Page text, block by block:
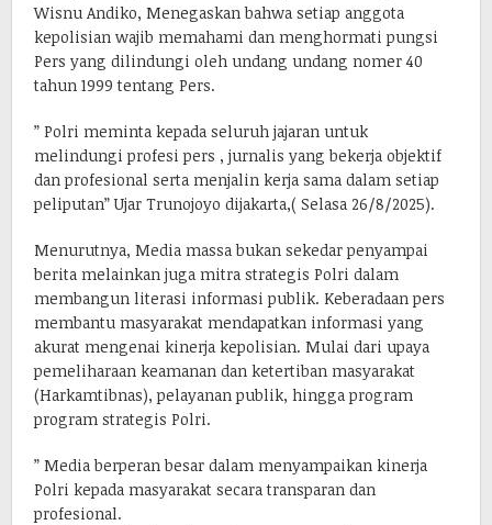
Wisnu Andiko, Menegaskan bahwa setiap anggota
kepolisian wajib memahami dan menghormati pungsi
Pers yang dilindungi oleh undang undang nomer 40
tahun 1999 tentang Pers.
” Polri meminta kepada seluruh jajaran untuk
melindungi profesi pers , jurnalis yang bekerja objektif
dan profesional serta menjalin kerja sama dalam setiap
peliputan” Ujar Trunojoyo dijakarta,( Selasa 26/8/2025).
Menurutnya, Media massa bukan sekedar penyampai
berita melainkan juga mitra strategis Polri dalam
membangun literasi informasi publik. Keberadaan pers
membantu masyarakat mendapatkan informasi yang
akurat mengenai kinerja kepolisian. Mulai dari upaya
pemeliharaan keamanan dan ketertiban masyarakat
(Harkamtibnas), pelayanan publik, hingga program
program strategis Polri.
” Media berperan besar dalam menyampaikan kinerja
Polri kepada masyarakat secara transparan dan
profesional.